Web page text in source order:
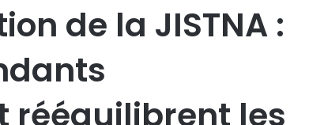
de la JISTNA :
rééquilibrent les